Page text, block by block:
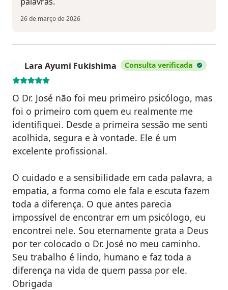
26 de março de 2026
Lara Ayumi Fukishima Consulta verificada
O Dr. José não foi meu primeiro psicólogo, mas
foi o primeiro com quem eu realmente me
identifiquei. Desde a primeira sessão me senti
acolhida, segura e à vontade. Ele é um
excelente profissional.
O cuidado e a sensibilidade em cada palavra, a
empatia, a forma como ele fala e escuta fazem
toda a diferença. O que antes parecia
impossível de encontrar em um psicólogo, eu
encontrei nele. Sou eternamente grata a Deus
por ter colocado o Dr. José no meu caminho.
Seu trabalho é lindo, humano e faz toda a
diferença na vida de quem passa por ele.
Obrigada